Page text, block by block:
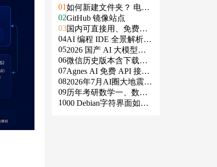
01如何新建文件夹？ 电脑
新建文件夹的4种方法
02GitHub 镜像站点
03国内可直接用、免费额
度/永久免费的大模型AP
I清单（含 SiliconFlow、
火山、阿里、智谱、百
度、Kimi、DeepSeek、
DMXAPI 等）
04AI 编程 IDE 全景解析 2
026：Agent 全面接管开
发链路
052026 国产 AI 大模型横
评：DeepSeek、通义千
问、Kimi、文心一言、
星火、豆包谁更能打？
06微信历史版本含下载地
址（ Windows PC | 安卓
| MAC ）及设置微信不
更新
07Agnes AI 免费 API 接入
指南：文本、生图、生
视频，一套接口全免费
082026年7月AI圈大地震：
GPT-5.6被政府限制、Cl
aude入驻Slack、Anthrop
09历年考研数学一、数学
二、数学三真题试卷及
1000 Debian字符界面如何